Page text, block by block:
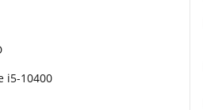
i5-10400